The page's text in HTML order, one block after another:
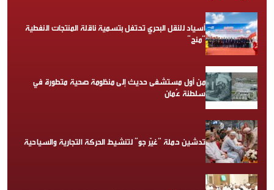
أسياد للنقل البحري تحتفل بتسمية ناقلة المنتجات النفطية
“منح”
من أول مستشفى حديث إلى منظومة صحية متطورة في
سلطنة عُمان
تدشين حملة “غيّر جو” لتنشيط الحركة التجارية والسياحية